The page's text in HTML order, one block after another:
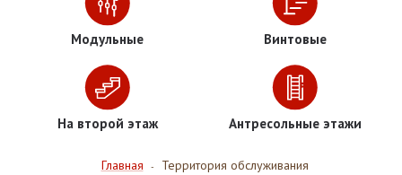
Модульные Винтовые
На второй этаж Антресольные этажи
Главная - Территория обслуживания